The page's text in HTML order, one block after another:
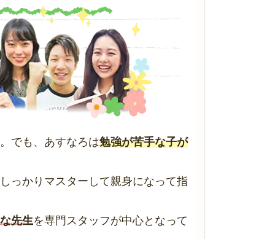
でも、あすなろは勉強が苦手な子が
っかりマスターして親身になって指
先生を専門スタッフが中心となって